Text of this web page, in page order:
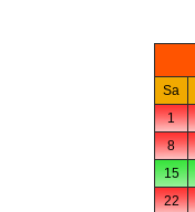
Sa
1
8
15
22